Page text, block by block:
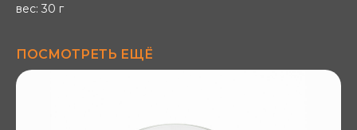
вес: 30 г
ПОСМОТРЕТЬ ЕЩЁ